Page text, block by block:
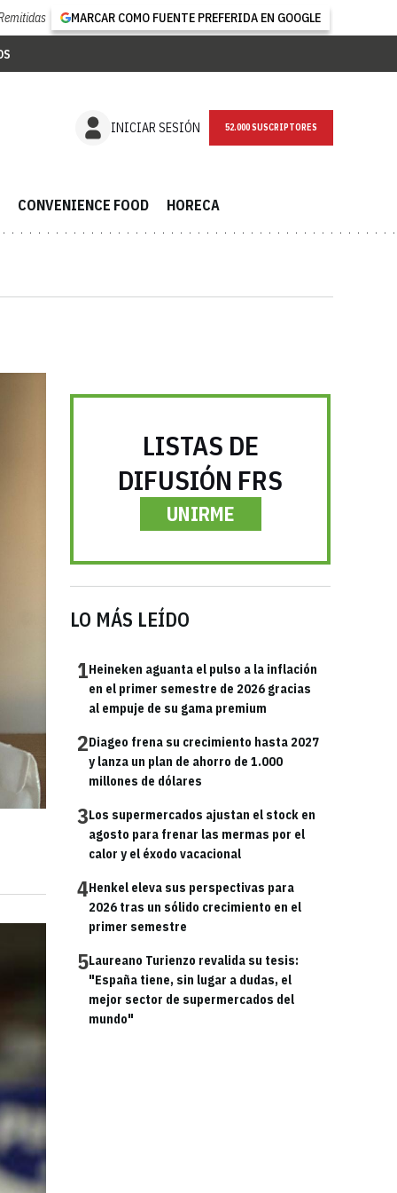
MARCAR COMO FUENTE PREFERIDA EN GOOGLE
INICIAR SESIÓN NEWSLETTER
CONVENIENCE FOOD HORECA
LISTAS DE
DIFUSIÓN FRS
UNIRME
LO MÁS LEÍDO
1Heineken aguanta el pulso a la inflación
en el primer semestre de 2026 gracias
al empuje de su gama premium
2Diageo frena su crecimiento hasta 2027
y lanza un plan de ahorro de 1.000
millones de dólares
3Los supermercados ajustan el stock en
agosto para frenar las mermas por el
calor y el éxodo vacacional
4Henkel eleva sus perspectivas para
2026 tras un sólido crecimiento en el
primer semestre
5Laureano Turienzo revalida su tesis:
"España tiene, sin lugar a dudas, el
mejor sector de supermercados del
mundo"